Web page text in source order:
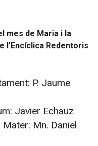
mes de Maria i la
l’Encíclica Redentoris
P. Jaume
Javier Echauz
Mater: Mn. Daniel